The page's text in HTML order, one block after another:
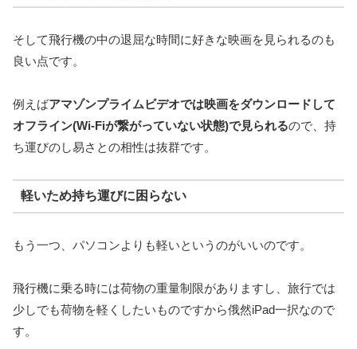
そして飛行機の中の退屈な時間に好きな映画を見られるのも
良い点です。
例えばアマゾンプライムビデオでは映画をダウンロードして
オフライン(Wi-Fiが繋がっていない状態)で見られるので、持
ち運びのし易さとの相性は抜群です。
軽いため持ち運びに困らない
もう一つ、パソコンよりも軽いというのがいいのです。
飛行機に乗る時には荷物の重量制限がありますし、旅行では
少しでも荷物を軽くしたいものですから俄然iPad一択なので
す。